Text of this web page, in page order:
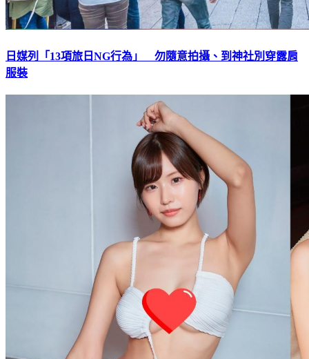
日媒列「13項旅日NG行為」 勿隨意拍攝、到神社別穿露肩
服裝